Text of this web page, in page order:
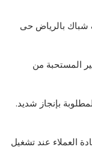
شباك بالرياض حى
المستحبة من
بإنجاز شديد.
العملاء عند تشغيل